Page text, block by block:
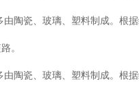
陶瓷、玻璃、塑料制成。根
。
陶瓷、玻璃、塑料制成。根